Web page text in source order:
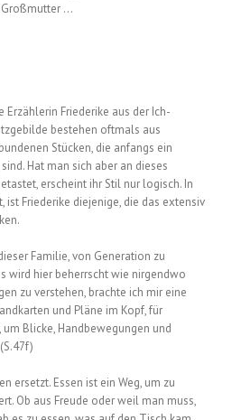
Großmutter …
Erzählerin Friederike aus der Ich-
bestehen oftmals aus
Stücken, die anfangs ein
Hat man sich aber an dieses
erscheint ihr Stil nur logisch. In
ist Friederike diejenige, die das extensiv
Familie, von Generation zu
wird hier beherrscht wie nirgendwo
zu verstehen, brachte ich mir eine
und Pläne im Kopf, für
Blicke, Handbewegungen und
ersetzt. Essen ist ein Weg, um zu
Ob aus Freude oder weil man muss,